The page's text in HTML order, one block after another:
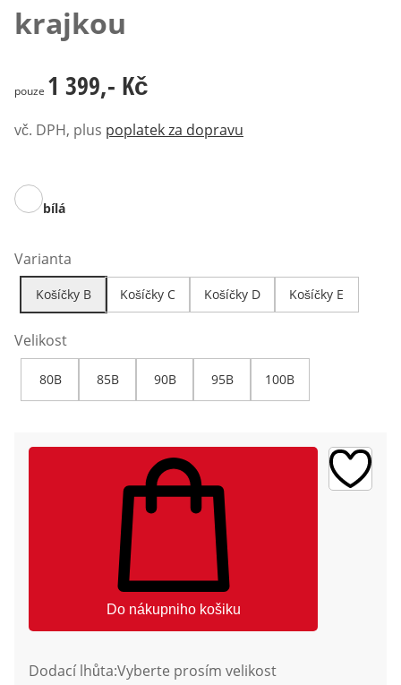
krajkou
1 399,- Kč
pouze 1 399,- Kč
vč. DPH, plus poplatek za dopravu
bílá
Varianta
Košíčky B Košíčky C Košíčky D Košíčky E
Velikost
80B 85B 90B 95B 100B
Do nákupniho košiku
Dodací lhůta:Vyberte prosím velikost